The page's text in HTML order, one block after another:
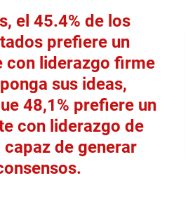
el 45.4% de los
prefiere un
con liderazgo firme
sus ideas,
48,1% prefiere un
con liderazgo de
de generar